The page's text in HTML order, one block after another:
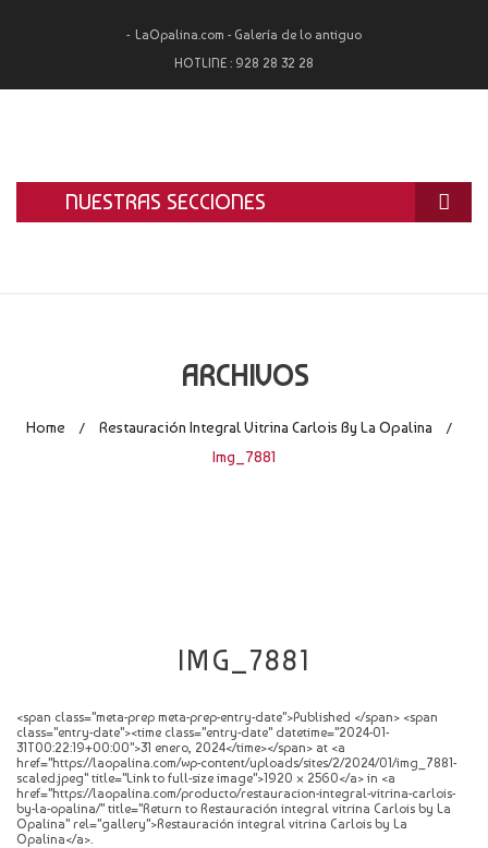
LaOpalina.com - Galería de lo antiguo
HOTLINE : 928 28 32 28
NUESTRAS SECCIONES
LA OPALINA
ARCHIVOS
Home / Restauración Integral Vitrina Carlois By La Opalina /
Img_7881
IMG_7881
<span class="meta-prep meta-prep-entry-date">Published </span> <span
class="entry-date"><time class="entry-date" datetime="2024-01-
31T00:22:19+00:00">31 enero, 2024</time></span> at <a
href="https://laopalina.com/wp-content/uploads/sites/2/2024/01/img_7881-
scaled.jpeg" title="Link to full-size image">1920 × 2560</a> in <a
href="https://laopalina.com/producto/restauracion-integral-vitrina-carlois-
by-la-opalina/" title="Return to Restauración integral vitrina Carlois by La
Opalina" rel="gallery">Restauración integral vitrina Carlois by La
Opalina</a>.